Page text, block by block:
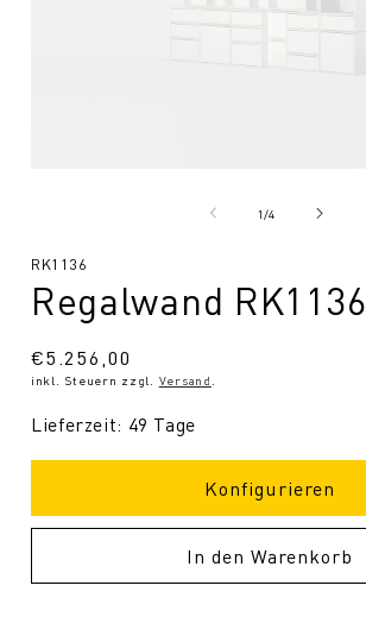
1/von
4
SKU:
RK1136
Regalwand RK1136
Normaler
Preis
€5.256,00
inkl. Steuern zzgl. Versand
Lieferzeit: 49 Tage
Konfigurieren
In den Warenkorb